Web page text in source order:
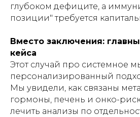
глубоком дефиците, а
позиции" требуется
Вместо заключения:
кейса
Этот случай про системное
персонализированный
Мы увидели, как связаны
гормоны, печень и онко-
лечить анализы по